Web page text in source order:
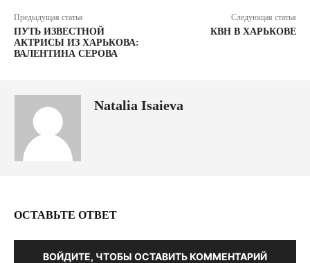
Предыдущая статья
ПУТЬ ИЗВЕСТНОЙ
АКТРИСЫ ИЗ ХАРЬКОВА:
ВАЛЕНТИНА СЕРОВА
Следующая статья
КВН В ХАРЬКОВЕ
Natalia Isaieva
ОСТАВЬТЕ ОТВЕТ
ВОЙДИТЕ, ЧТОБЫ ОСТАВИТЬ КОММЕНТАРИЙ